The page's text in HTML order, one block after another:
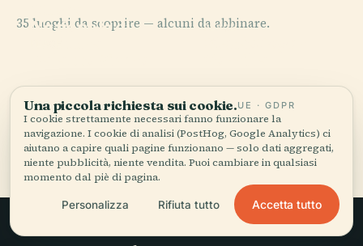
35 luoghi da scoprire — alcuni da abbinare.
Nazionale di
PLACE
PLACE
Tutti i 35 luoghi di Valladolid
Una piccola richiesta sui cookie.UE · GDPR
I cookie strettamente necessari fanno funzionare la
navigazione. I cookie di analisi (PostHog, Google Analytics) ci
aiutano a capire quali pagine funzionano — solo dati aggregati,
niente pubblicità, niente vendita. Puoi cambiare in qualsiasi
momento dal piè di pagina.
Personalizza Rifiuta tutto Accetta tutto